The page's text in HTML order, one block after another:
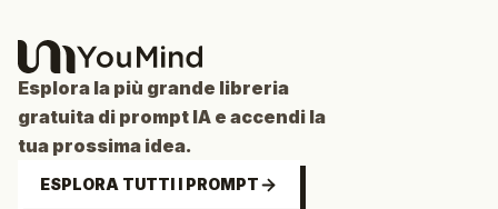
Esplora la più grande libreria
gratuita di prompt IA e accendi la
tua prossima idea.
ESPLORA TUTTI I PROMPT